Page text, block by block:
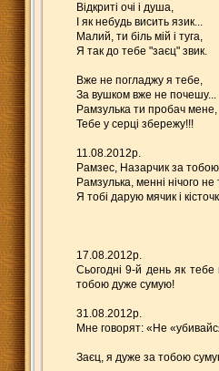
Відкриті очі і душа,
І як небудь висить язик...
Малий, ти біль мій і туга,
Я так до тебе "заєц" звик.
Вже не погладжу я тебе,
За вушком вже не почешу...
Рамзулька ти пробач мене,
Тебе у серці збережу!!!
11.08.2012р.
Рамзес, Назарчик за
Рамзулька, менні нічого
Я тобі дарую мячик і
17.08.2012р.
Сьогодні 9-й день як
тобою дуже сумую!
31.08.2012р.
Мне говорят: «Не
Заєц, я дуже за тобою